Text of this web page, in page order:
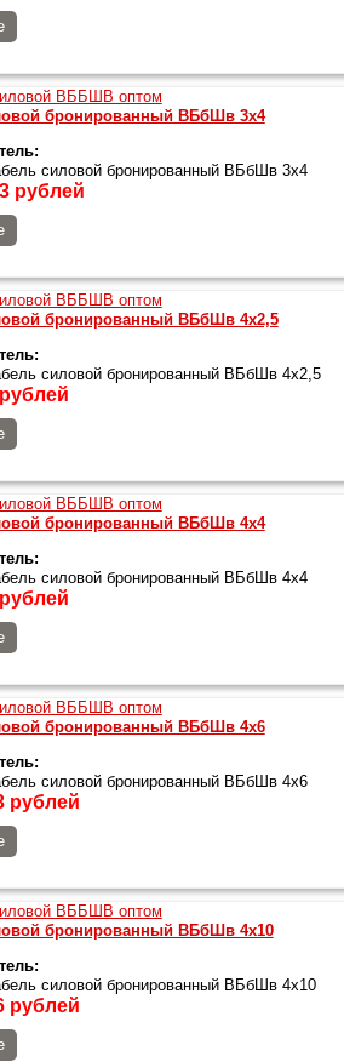
бронированный ВБбШв 3х4
силовой бронированный ВБбШв 3х4
рублей
бронированный ВБбШв 4х2,5
силовой бронированный ВБбШв 4х2,5
бронированный ВБбШв 4х4
силовой бронированный ВБбШв 4х4
бронированный ВБбШв 4х6
силовой бронированный ВБбШв 4х6
рублей
бронированный ВБбШв 4х10
силовой бронированный ВБбШв 4х10
рублей